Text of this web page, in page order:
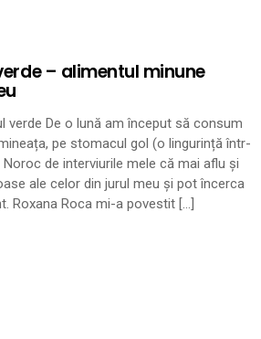
– alimentul minune
verde De o lună am început să consum
pe stomacul gol (o lingurință într-
de interviurile mele că mai aflu și
ale celor din jurul meu și pot încerca
Roxana Roca mi-a povestit […]